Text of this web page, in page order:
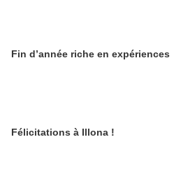
Fin d’année riche en expériences
Félicitations à Illona !